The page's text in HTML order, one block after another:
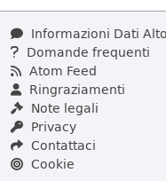
Informazioni Dati
Domande frequenti
Atom Feed
Ringraziamenti
Note legali
Privacy
Contattaci
Cookie